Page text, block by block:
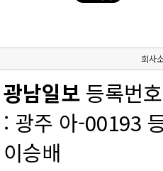
회사
광남일보 등록번
: 광주 아-00193
이승배